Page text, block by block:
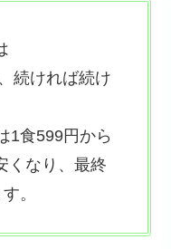
続ければ続け
1食599円から
くなり、最終
。